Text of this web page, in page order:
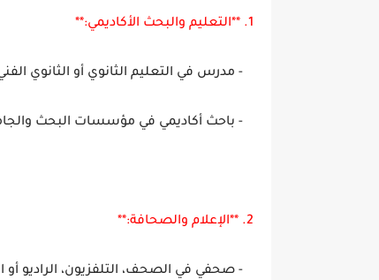
1. **التعليم والبحث الأكاديمي:**
- مدرس في التعليم الثانوي أو الثانوي
- باحث أكاديمي في مؤسسات البحث
2. **الإعلام والصحافة:**
- صحفي في الصحف، التلفزيون، الراديو أو